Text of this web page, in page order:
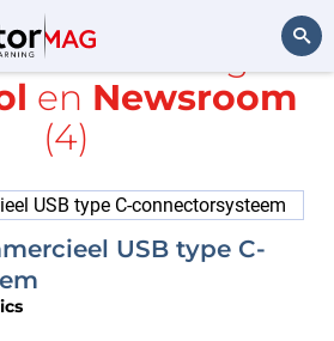
Zoeken
met de tags
en Newsroom
(4)
USB type C-